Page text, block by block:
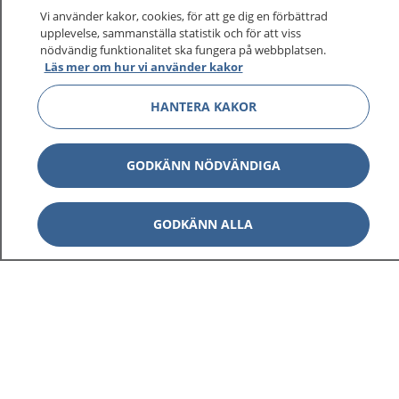
1177 på flera språk
Om 1177 Visa
Kontakt Visa
Behandling av personuppgifter
Vi använder kakor, cookies, för att ge dig en förbättrad
upplevelse, sammanställa statistik och för att viss
nödvändig funktionalitet ska fungera på webbplatsen.
Läs mer om hur vi använder kakor
HANTERA KAKOR
GODKÄNN NÖDVÄNDIGA
GODKÄNN ALLA